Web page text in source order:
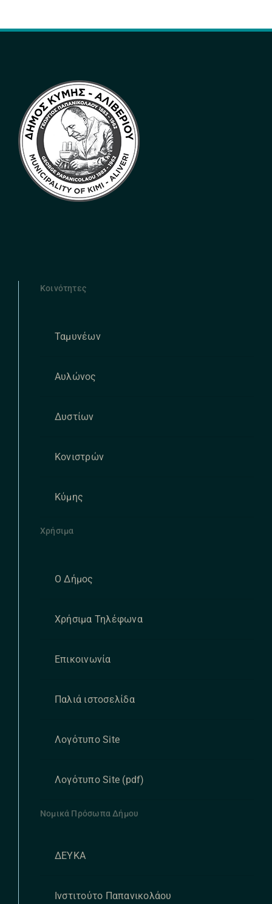
Κοινότητες
Ταμυνέων
Αυλώνος
Δυστίων
Κονιστρών
Κύμης
Χρήσιμα
Ο Δήμος
Χρήσιμα Τηλέφωνα
Επικοινωνία
Παλιά ιστοσελίδα
Λογότυπο Site
Λογότυπο Site (pdf)
Νομικά Πρόσωπα Δήμου
ΔΕΥΚΑ
Ινστιτούτο Παπανικολάου